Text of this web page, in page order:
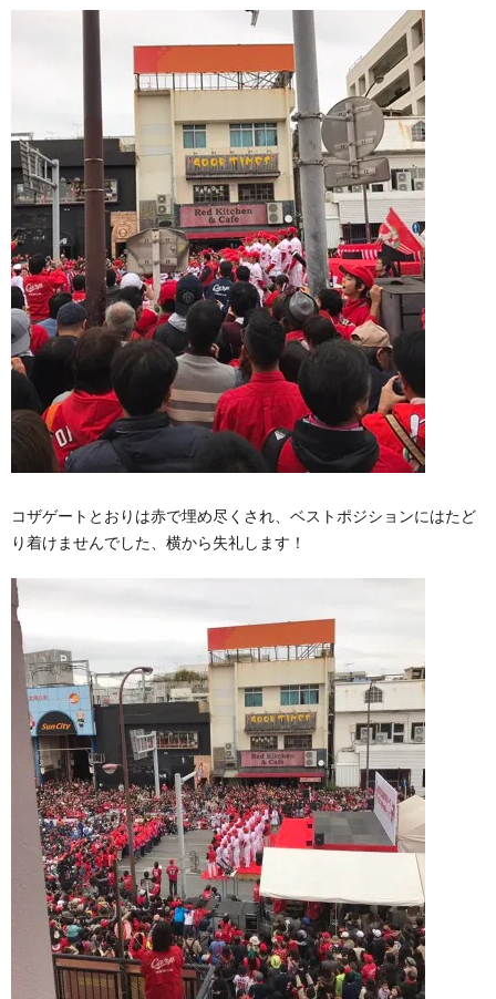
コザゲートとおりは赤で埋め尽くされ、ベストポジションにはたど
り着けませんでした、横から失礼します！